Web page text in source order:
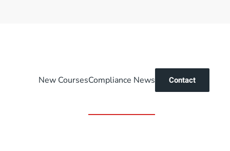
New CoursesCompliance News Contact